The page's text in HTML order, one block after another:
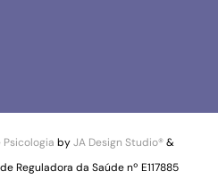
byJA Design Studio®&
Reguladora da Saúde nº E117885